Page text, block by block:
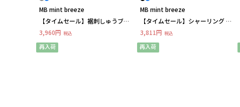
MB mint breeze
【タイムセール】裾刺しゅうブラ
ウ スLL/3L/4L/5L/6l MB mint
breezeミントブリーズ
3,960円 税込
再入荷
MB mint breeze
【タイムセール】シャーリング カ
ットソー LL/3L/4L/5L MB mint
breezeミントブリーズ
3,811円 税込
再入荷